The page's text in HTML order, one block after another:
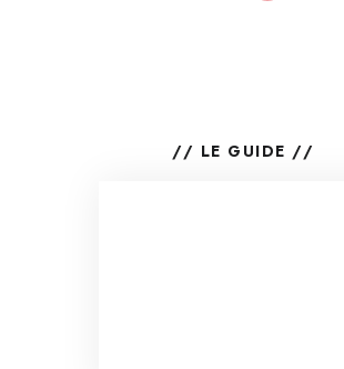
// LE GUIDE //